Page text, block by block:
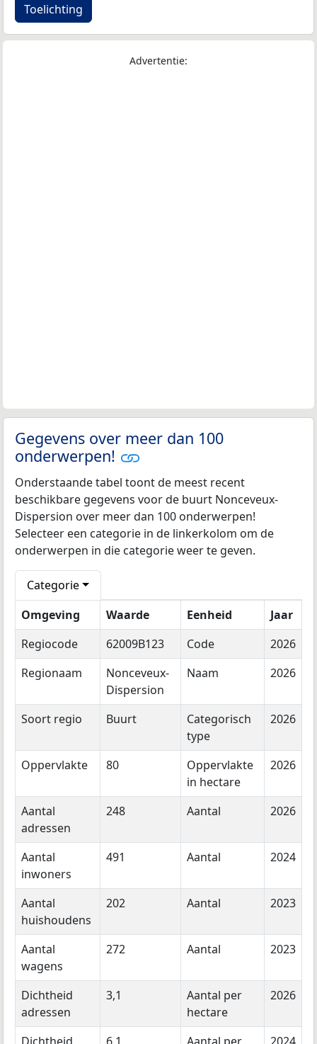
Toelichting
Advertentie:
Gegevens over meer dan 100
onderwerpen!
Onderstaande tabel toont de meest recent
beschikbare gegevens voor de buurt Nonceveux-
Dispersion over meer dan 100 onderwerpen!
Selecteer een categorie in de linkerkolom om de
onderwerpen in die categorie weer te geven.
Categorie
Omgeving
Waarde Eenheid
Jaar
Regiocode
62009B123 Code
2026
Regionaam
Nonceveux-
Dispersion
Naam 2026
Soort regio Buurt
Categorisch
type
2026
Oppervlakte 80
Oppervlakte
in hectare
2026
Aantal
adressen
248 Aantal 2026
Aantal
inwoners
491 Aantal 2024
Aantal
huishoudens
202 Aantal 2023
Aantal
wagens
272 Aantal 2023
Dichtheid
adressen
3,1
Aantal per
hectare
2026